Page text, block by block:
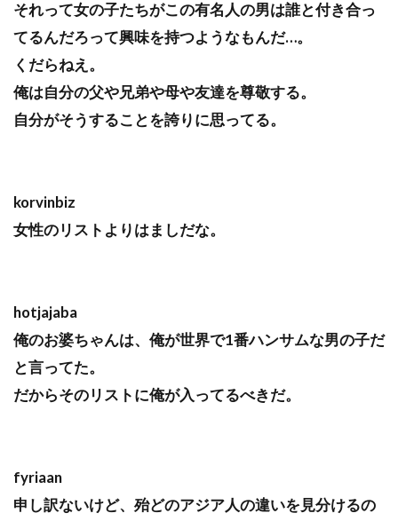
それって女の子たちがこの有名人の男は誰と付き合っ
てるんだろって興味を持つようなもんだ…。
くだらねえ。
俺は自分の父や兄弟や母や友達を尊敬する。
自分がそうすることを誇りに思ってる。
korvinbiz
女性のリストよりはましだな。
hotjajaba
俺のお婆ちゃんは、俺が世界で1番ハンサムな男の子だ
と言ってた。
だからそのリストに俺が入ってるべきだ。
fyriaan
申し訳ないけど、殆どのアジア人の違いを見分けるの